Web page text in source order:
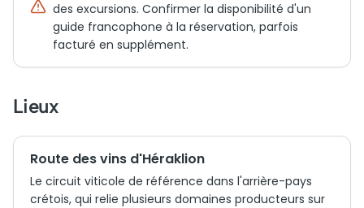
des excursions. Confirmer la disponibilité d'un
guide francophone à la réservation, parfois
facturé en supplément.
Lieux
Route des vins d'Héraklion
Le circuit viticole de référence dans l'arrière-pays
crétois, qui relie plusieurs domaines producteurs sur